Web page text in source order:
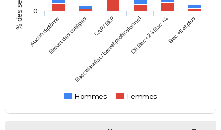
Hommes Femmes
Aucun diplômeBrevet des collèges CAP / BEP
Baccalauréat / brevet professionnelDe Bac +2 à Bac +4Bac +5 et plus
0